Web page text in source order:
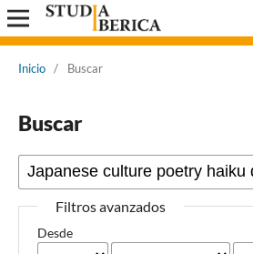
Inicio / Buscar
Buscar
Filtros avanzados
Desde